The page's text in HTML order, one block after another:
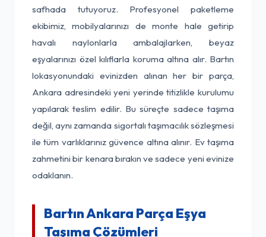
safhada tutuyoruz. Profesyonel paketleme
ekibimiz, mobilyalarınızı de monte hale getirip
havalı naylonlarla ambalajlarken, beyaz
eşyalarınızı özel kılıflarla koruma altına alır. Bartın
lokasyonundaki evinizden alınan her bir parça,
Ankara adresindeki yeni yerinde titizlikle kurulumu
yapılarak teslim edilir. Bu süreçte sadece taşıma
değil, aynı zamanda sigortalı taşımacılık sözleşmesi
ile tüm varlıklarınız güvence altına alınır. Ev taşıma
zahmetini bir kenara bırakın ve sadece yeni evinize
odaklanın.
Bartın Ankara Parça Eşya
Taşıma Çözümleri